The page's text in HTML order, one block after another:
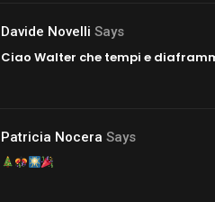
Davide Novelli Says
Ciao Walter che tempi e
Patricia Nocera Says